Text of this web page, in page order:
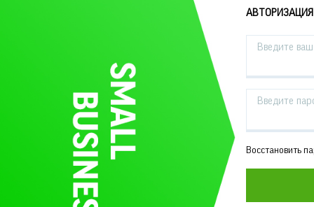
АВТОРИЗАЦИЯ
Введите
Введите
Восстановить